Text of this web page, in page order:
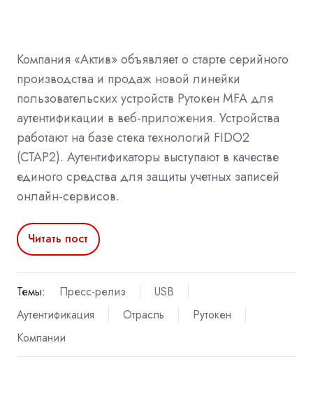
Компания «Актив» объявляет о старте серийного
производства и продаж новой линейки
пользовательских устройств Рутокен MFA для
аутентификации в веб-приложения. Устройства
работают на базе стека технологий FIDO2
(CTAP2). Аутентификаторы выступают в качестве
единого средства для защиты учетных записей
онлайн-сервисов.
Читать пост
Темы: Пресс-релиз
USB
Аутентификация
Отрасль
Рутокен
Компании